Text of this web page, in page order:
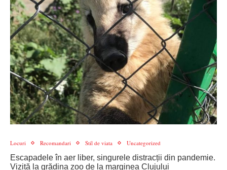
Locuri Recomandari Stil de viata Uncategorized
Escapadele în aer liber, singurele distracții din pandemie.
Vizită la grădina zoo de la marginea Clujului